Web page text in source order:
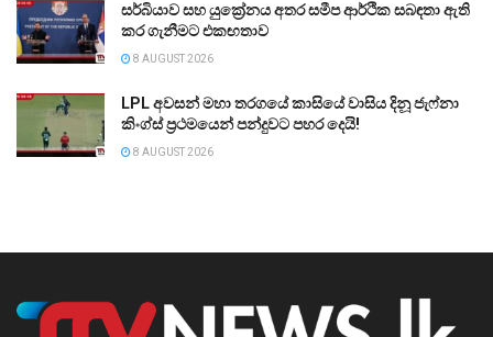
සර්බියාව සහ යුක්‍රේනය අතර සමීප ආර්ථික සබඳතා ඇති
කර ගැනීමට එකඟතාව
8 AUGUST 2026
LPL අවසන් මහා තරගයේ කාසියේ වාසිය දිනූ ජැෆ්නා
කිංග්ස් ප්‍රථමයෙන් පන්දුවට පහර දෙයි!
8 AUGUST 2026